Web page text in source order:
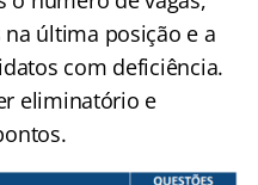
última posição e a
com deficiência.
eliminatório e